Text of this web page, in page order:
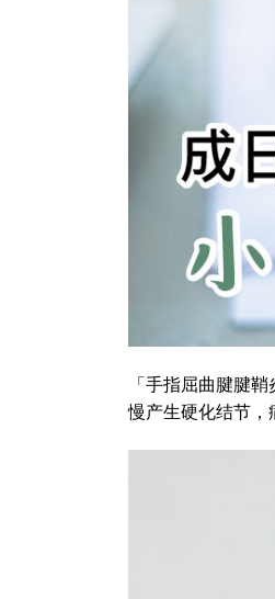
「手指屈曲腱腱
慢产生硬化结节，